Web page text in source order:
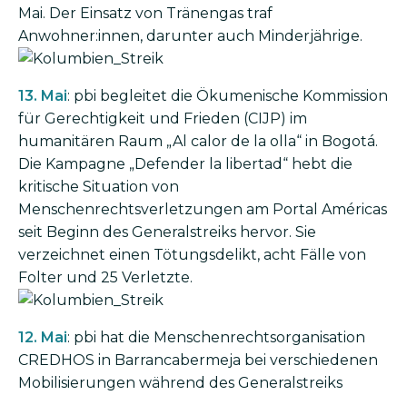
Mai. Der Einsatz von Tränengas traf
Anwohner:innen, darunter auch Minderjährige.
Bild
13. Mai: pbi begleitet die Ökumenische Kommission
für Gerechtigkeit und Frieden (CIJP) im
humanitären Raum „Al calor de la olla“ in Bogotá.
Die Kampagne „Defender la libertad“ hebt die
kritische Situation von
Menschenrechtsverletzungen am Portal Américas
seit Beginn des Generalstreiks hervor. Sie
verzeichnet einen Tötungsdelikt, acht Fälle von
Folter und 25 Verletzte.
Bild
12. Mai: pbi hat die Menschenrechtsorganisation
CREDHOS in Barrancabermeja bei verschiedenen
Mobilisierungen während des Generalstreiks